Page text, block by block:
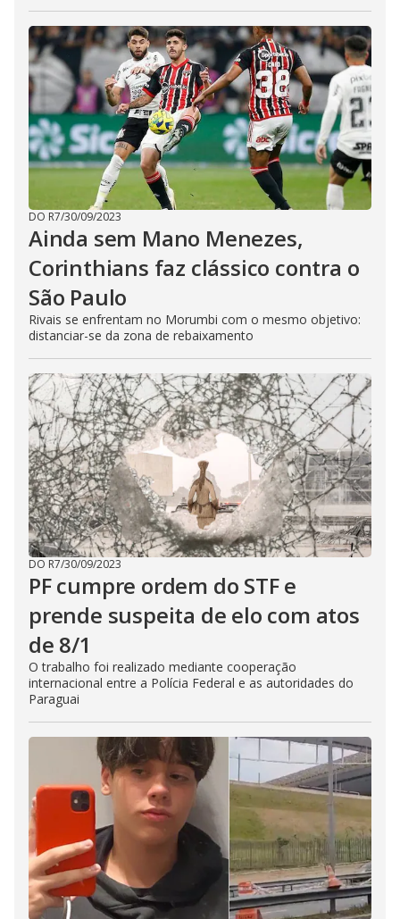
DO R7/30/09/2023
Ainda sem Mano Menezes,
Corinthians faz clássico contra o
São Paulo
Rivais se enfrentam no Morumbi com o mesmo objetivo:
distanciar-se da zona de rebaixamento
DO R7/30/09/2023
PF cumpre ordem do STF e
prende suspeita de elo com atos
de 8/1
O trabalho foi realizado mediante cooperação
internacional entre a Polícia Federal e as autoridades do
Paraguai